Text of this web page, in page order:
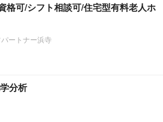
格可/シフト相談可/住宅型有料老人ホ
ートナー浜寺
分析